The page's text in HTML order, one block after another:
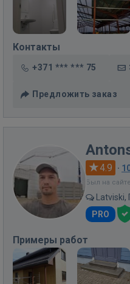
Контакты
+371 *** *** 75
Предложить заказ
4.9 ·
Был на
Latviski,
PRO
Примеры работ